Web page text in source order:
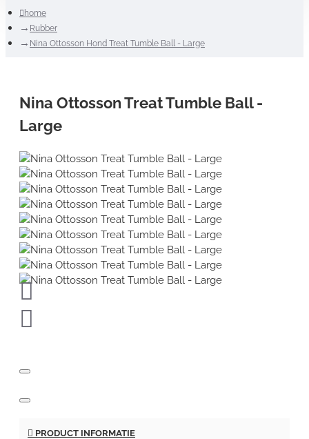
home
Rubber
Nina Ottosson Hond Treat Tumble Ball - Large
Nina Ottosson Treat Tumble Ball -
Large
PRODUCT INFORMATIE